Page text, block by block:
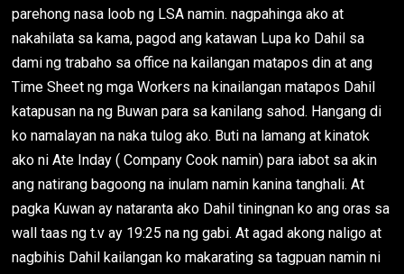
parehong nasa loob ng LSA namin. nagpahinga ako at
nakahilata sa kama, pagod ang katawan Lupa ko Dahil sa
dami ng trabaho sa office na kailangan matapos din at ang
Time Sheet ng mga Workers na kinailangan matapos Dahil
katapusan na ng Buwan para sa kanilang sahod. Hangang di
ko namalayan na naka tulog ako. Buti na lamang at kinatok
ako ni Ate Inday ( Company Cook namin) para iabot sa akin
ang natirang bagoong na inulam namin kanina tanghali. At
pagka Kuwan ay nataranta ako Dahil tiningnan ko ang oras sa
wall taas ng t.v ay 19:25 na ng gabi. At agad akong naligo at
nagbihis Dahil kailangan ko makarating sa tagpuan namin ni